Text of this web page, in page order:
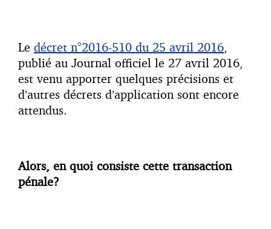
Le décret n°2016-510 du 25 avril 2016,
publié au Journal officiel le 27 avril 2016,
est venu apporter quelques précisions et
d’autres décrets d’application sont encore
attendus.
Alors, en quoi consiste cette transaction
pénale?